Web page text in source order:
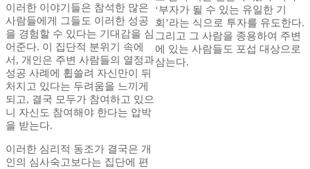
이러한 이야기들은 참석한 많은
사람들에게 그들도 이러한 성공
을 경험할 수 있다는 기대감을 심
어준다. 이 집단적 분위기 속에
서, 개인은 주변 사람들의 열정과
성공 사례에 휩쓸려 자신만이 뒤
처지고 있다는 두려움을 느끼게
되고, 결국 모두가 참여하고 있으
니 자신도 참여해야 한다는 압박
을 받는다.
이러한 심리적 동조가 결국은 개
인의 심사숙고보다는 집단에 편
‘부자가 될 수 있는 유일한 기
회’라는 식으로 투자를 유도한다.
그리고 그 사람을 종용하여 주변
에 있는 사람들도 포섭 대상으로
삼는다.